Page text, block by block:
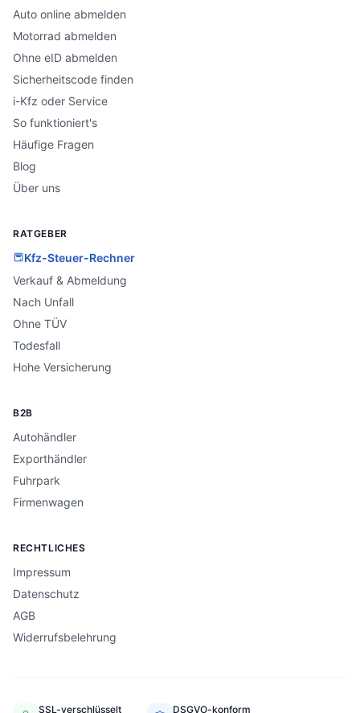
Auto online abmelden
Motorrad abmelden
Ohne eID abmelden
Sicherheitscode finden
i-Kfz oder Service
So funktioniert's
Häufige Fragen
Blog
Über uns
RATGEBER
Kfz-Steuer-Rechner
Verkauf & Abmeldung
Nach Unfall
Ohne TÜV
Todesfall
Hohe Versicherung
B2B
Autohändler
Exporthändler
Fuhrpark
Firmenwagen
RECHTLICHES
Impressum
Datenschutz
AGB
Widerrufsbelehrung
SSL-verschlüsselt DSGVO-konform